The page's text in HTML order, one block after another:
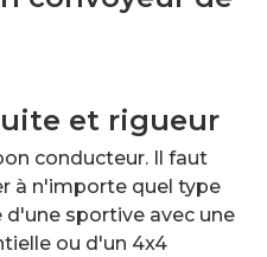
et rigueur
conducteur. Il faut
à n'importe quel type
d'une sportive avec une
ou d'un 4x4